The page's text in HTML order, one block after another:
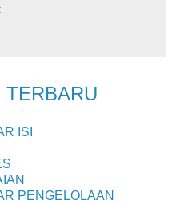
TERBARU
ISI
PENGELOLAAN